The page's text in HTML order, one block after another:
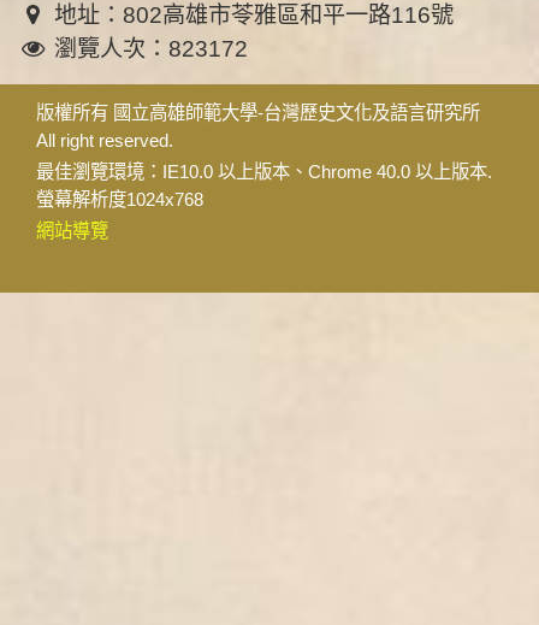
地址：802高雄市苓雅區和平一路116號
瀏覽人次：823172
版權所有 國立高雄師範大學-台灣歷史文化及語言研究所
All right reserved.
最佳瀏覽環境：IE10.0 以上版本、Chrome 40.0 以上版本.
螢幕解析度1024x768
網站導覽